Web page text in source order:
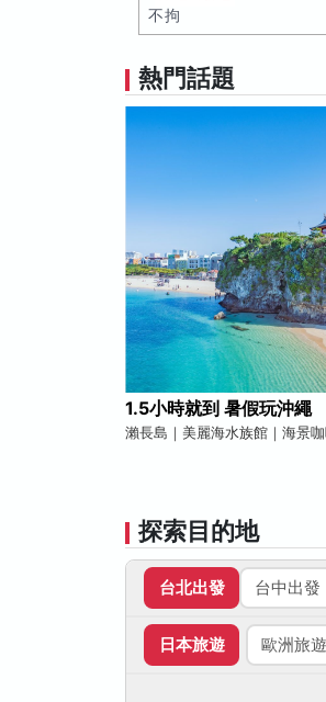
熱門話題
1.5小時就到 暑假玩沖繩
瀨長島｜美麗海水族館｜海景
探索目的地
台北出發 台中出發
日本旅遊 歐洲旅遊